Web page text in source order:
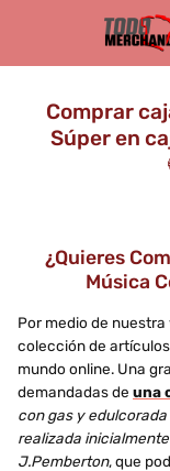
Comprar
Súper en
¿Quieres
Música
Por medio de nuestra
colección de
mundo online. Una
demandadas de una
con gas y
realizada
J.Pemberton, que